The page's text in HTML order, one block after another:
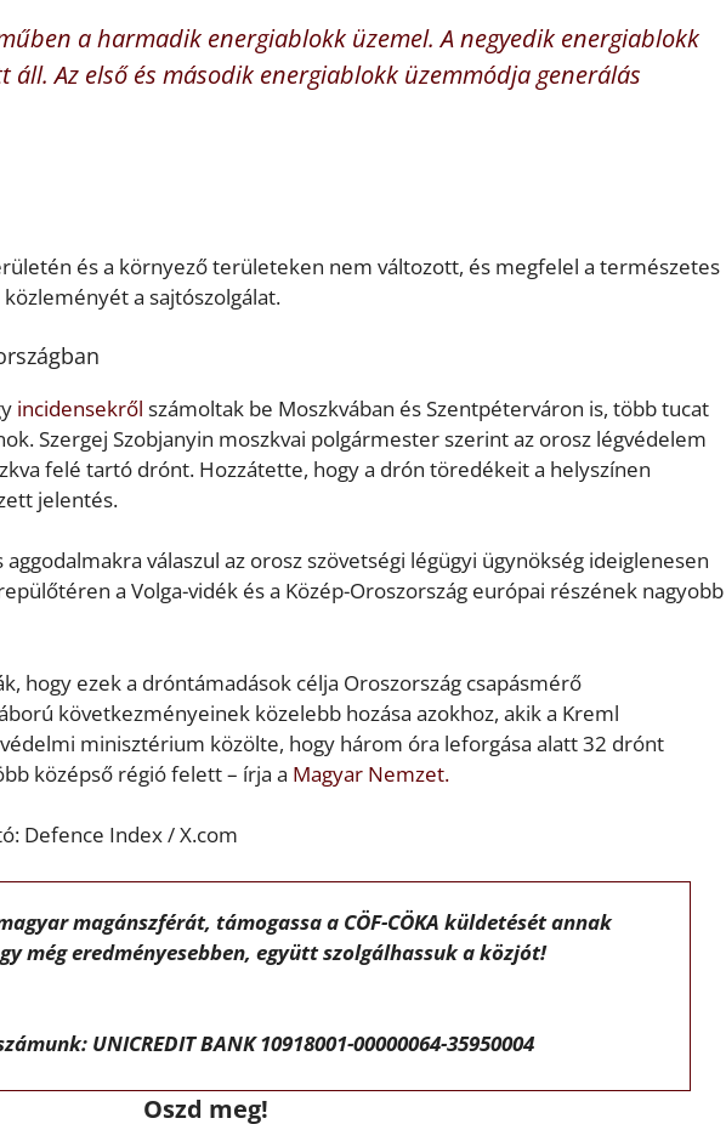
a harmadik energiablokk üzemel. A negyedik energiablokk
Az első és második energiablokk üzemmódja generálás
és a környező területeken nem változott, és megfelel a természetes
a sajtószolgálat.
incidensekről számoltak be Moszkvában és Szentpéterváron is, több tucat
Szergej Szobjanyin moszkvai polgármester szerint az orosz légvédelem
felé tartó drónt. Hozzátette, hogy a drón töredékeit a helyszínen
jelentés.
válaszul az orosz szövetségi légügyi ügynökség ideiglenesen
a Volga-vidék és a Közép-Oroszország európai részének nagyobb
hogy ezek a dróntámadások célja Oroszország csapásmérő
következményeinek közelebb hozása azokhoz, akik a Kreml
minisztérium közölte, hogy három óra leforgása alatt 32 drónt
középső régió felett – írja a Magyar Nemzet.
Defence Index / X.com
magánszférát, támogassa a CÖF-CÖKA küldetését annak
még eredményesebben, együtt szolgálhassuk a közjót!
UNICREDIT BANK 10918001-00000064-35950004
Oszd meg!